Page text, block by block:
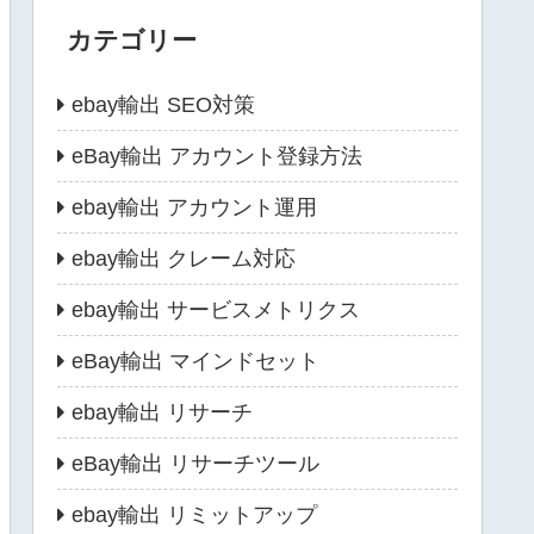
カテゴリー
ebay輸出 SEO対策
eBay輸出 アカウント登録方法
ebay輸出 アカウント運用
ebay輸出 クレーム対応
ebay輸出 サービスメトリクス
eBay輸出 マインドセット
ebay輸出 リサーチ
eBay輸出 リサーチツール
ebay輸出 リミットアップ